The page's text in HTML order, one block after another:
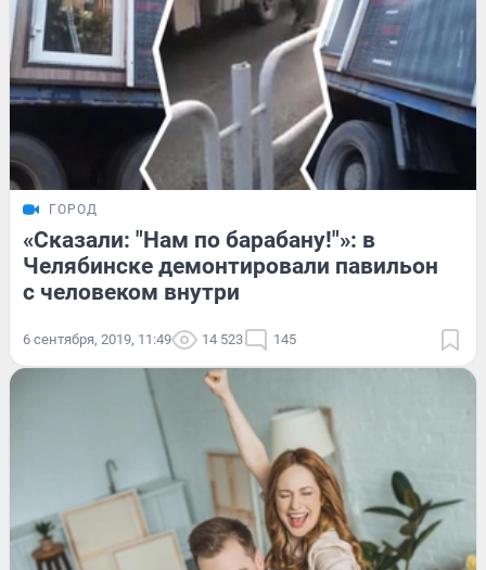
ГОРОД
«Сказали: "Нам по барабану!"»: в
Челябинске демонтировали павильон
с человеком внутри
6 сентября, 2019, 11:49 14 523 145